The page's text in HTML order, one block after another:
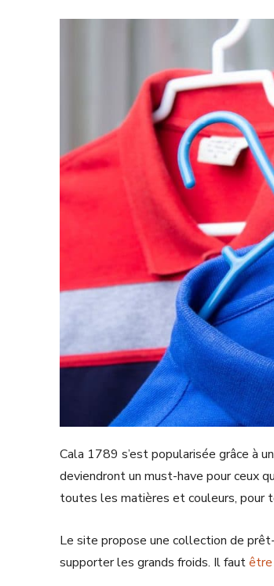
Cala 1789 s’est popularisée grâce à
deviendront un must-have pour ceux
toutes les matières et couleurs, pour
Le site propose une collection de
supporter les grands froids. Il fautêtre